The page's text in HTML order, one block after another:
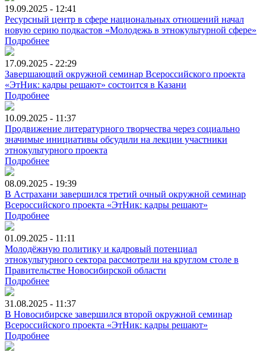
19.09.2025 - 12:41
Ресурсный центр в сфере национальных отношений начал
новую серию подкастов «Молодежь в этнокультурной сфере»
Подробнее
17.09.2025 - 22:29
Завершающий окружной семинар Всероссийского проекта
«ЭтНик: кадры решают» состоится в Казани
Подробнее
10.09.2025 - 11:37
Продвижение литературного творчества через социально
значимые инициативы обсудили на лекции участники
этнокультурного проекта
Подробнее
08.09.2025 - 19:39
В Астрахани завершился третий очный окружной семинар
Всероссийского проекта «ЭтНик: кадры решают»
Подробнее
01.09.2025 - 11:11
Молодёжную политику и кадровый потенциал
этнокультурного сектора рассмотрели на круглом столе в
Правительстве Новосибирской области
Подробнее
31.08.2025 - 11:37
В Новосибирске завершился второй окружной семинар
Всероссийского проекта «ЭтНик: кадры решают»
Подробнее